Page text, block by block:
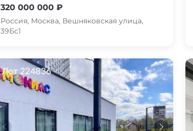
320 000 000 ₽
Россия, Москва, Вешняковская улица,
39Бс1